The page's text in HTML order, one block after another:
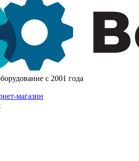
с 2001 года
магазин